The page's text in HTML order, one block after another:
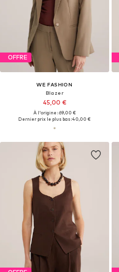
OFFRE
WE FASHION
Blazer
45,00 €
À l'origine : 69,00 €
Dernier prix le plus bas :40,00 €